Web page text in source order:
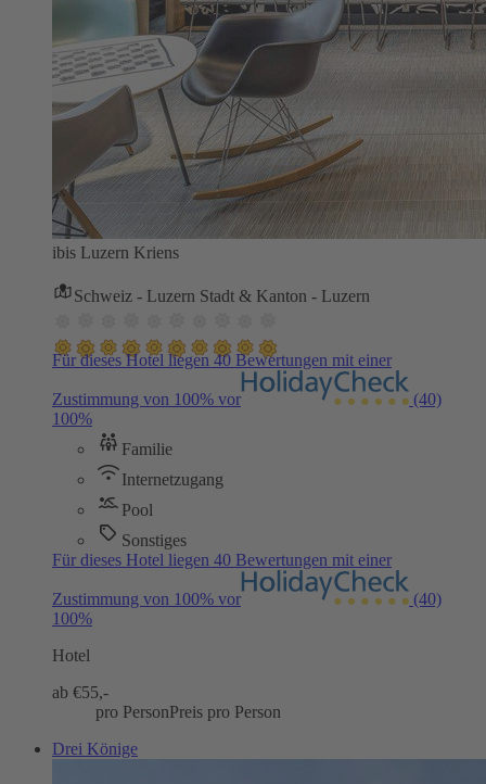
ibis Luzern Kriens
Schweiz - Luzern Stadt & Kanton - Luzern
Für dieses Hotel liegen 40 Bewertungen mit einer
Zustimmung von 100% vor
(40)
100%
Familie
Internetzugang
Pool
Sonstiges
Für dieses Hotel liegen 40 Bewertungen mit einer
Zustimmung von 100% vor
(40)
100%
Hotel
ab €55,-
pro PersonPreis pro Person
Drei Könige